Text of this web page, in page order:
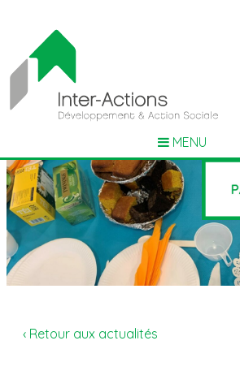
MENU
‹ Retour aux actualités